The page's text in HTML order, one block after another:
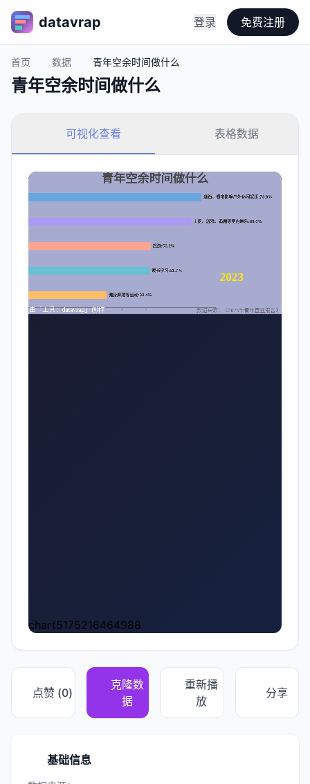
datavrap 登录 免费注册
首页 数据 青年空余时间做什么
青年空余时间做什么
可视化查看 表格数据
chart5175216464988
点赞 (0)
克隆数
据
重新播
放
分享
基础信息